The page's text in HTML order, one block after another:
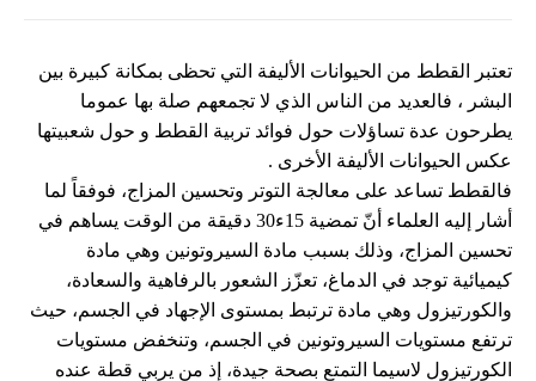
تعتبر القطط من الحيوانات الأليفة التي تحظى بمكانة كبيرة بين
البشر ، فالعديد من الناس الذي لا تجمعهم صلة بها عموما
يطرحون عدة تساؤلات حول فوائد تربية القطط و حول شعبيتها
عكس الحيوانات الأليفة الأخرى .
فالقطط تساعد على معالجة التوتر وتحسين المزاج، فوفقاً لما
أشار إليه العلماء أنّ تمضية 15ء30 دقيقة من الوقت يساهم في
تحسين المزاج، وذلك بسبب مادة السيروتونين وهي مادة
كيميائية توجد في الدماغ، تعزّز الشعور بالرفاهية والسعادة،
والكورتيزول وهي مادة ترتبط بمستوى الإجهاد في الجسم، حيث
ترتفع مستويات السيروتونين في الجسم، وتنخفض مستويات
الكورتيزول لاسيما التمتع بصحة جيدة، إذ من يربي قطة عنده